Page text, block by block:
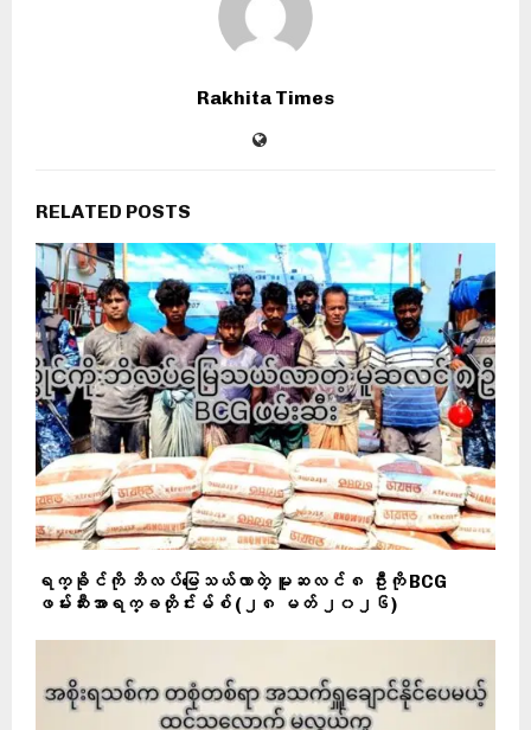
Rakhita Times
RELATED POSTS
‎ရက္ခိုင်ကို ဘိလပ်မြေသယ်လာတဲ့ မူဆလင် ၈ ဦးကို BCG
ဖမ်းဆီး‎အာရက္ခတိုင်းမ်စ် (၂၈ မတ် ၂၀၂၆)